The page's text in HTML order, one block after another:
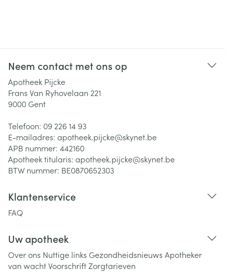
Neem contact met ons op
Apotheek Pijcke
Frans Van Ryhovelaan 221
9000 Gent
Telefoon: 09 226 14 93
E-mailadres: apotheek.pijcke@skynet.be
APB nummer: 442160
Apotheek titularis: apotheek.pijcke@skynet.be
BTW nummer: BE0870652303
Klantenservice
FAQ
Uw apotheek
Over ons Nuttige links Gezondheidsnieuws Apotheker
van wachtVoorschriftZorgtarieven